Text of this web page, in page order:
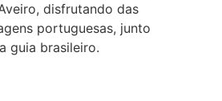
disfrutando das
portuguesas, junto
guia brasileiro.